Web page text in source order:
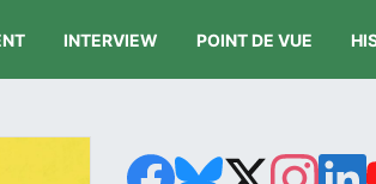
INTERVIEW POINT DE VUE